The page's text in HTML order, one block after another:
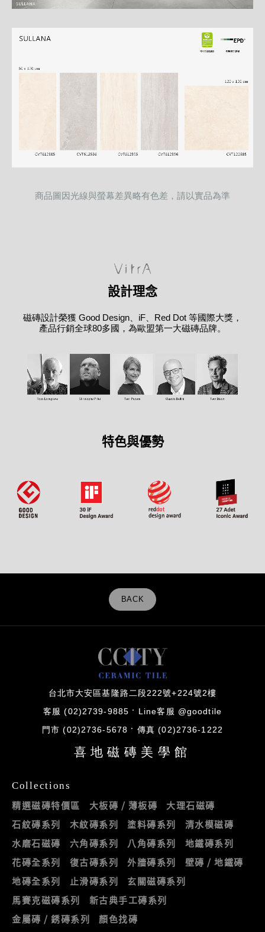
商品圖因光線與螢幕差異略有色差，請以實品為準
設計理念
磁磚設計榮獲 Good Design、iF、Red Dot 等國際大獎，
產品行銷全球80多國，為歐盟第一大磁磚品牌。
特色與優勢
BACK
台北市大安區基隆路二段222號+224號2樓
客服 (02)2739-9885 Line客服 @goodtile
門市 (02)2736-5678 傳真 (02)2736-1222
喜地磁磚美學館
Collections
精選磁磚特價區 大板磚 / 薄板磚
大理石磁磚
石紋磚系列
木紋磚系列 塗料磚系列
清水模磁磚
水磨石磁磚
六角磚系列 八角磚系列
地鐵磚系列
花磚全系列
復古磚系列 外牆磚系列
壁磚 / 地鐵磚
地磚全系列
止滑磚系列
玄關磁磚系列
馬賽克磁磚系列
新古典手工磚系列
金屬磚 / 銹磚系列
顏色找磚